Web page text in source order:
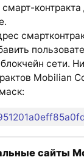
сети.
Mobilian
сайты